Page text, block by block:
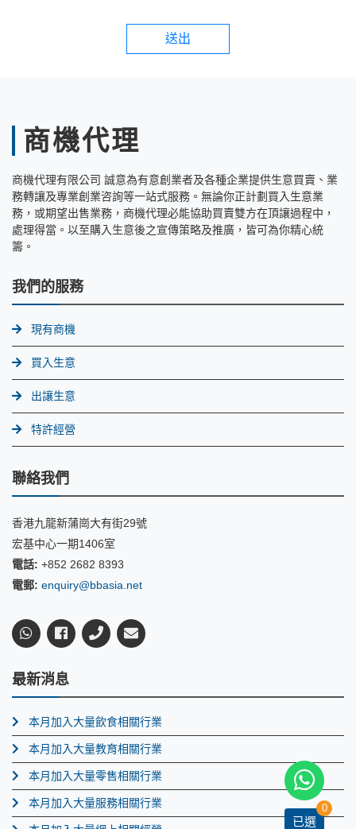
送出
商機代理
商機代理有限公司 誠意為有意創業者及各種企業提供生意買賣、業
務轉讓及專業創業咨詢等一站式服務。無論你正計劃買入生意業
務，或期望出售業務，商機代理必能協助買賣雙方在頂讓過程中，
處理得當。以至購入生意後之宣傳策略及推廣，皆可為你精心統
籌。
我們的服務
現有商機
買入生意
出讓生意
特許經營
聯絡我們
香港九龍新蒲崗大有街29號
宏基中心一期1406室
電話: +852 2682 8393
電郵: enquiry@bbasia.net
最新消息
本月加入大量飲食相關行業
本月加入大量教育相關行業
本月加入大量零售相關行業
本月加入大量服務相關行業
已選
0